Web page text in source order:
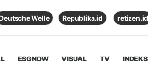
Deutsche Welle Republika.id retizen.id
ESGNOW VISUAL TV INDEKS